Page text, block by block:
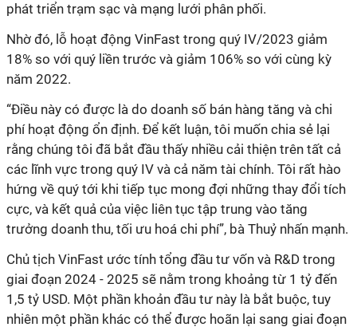
phát triển trạm sạc và mạng lưới phân phối.
Nhờ đó, lỗ hoạt động VinFast trong quý IV/2023 giảm
18% so với quý liền trước và giảm 106% so với cùng kỳ
năm 2022.
“Điều này có được là do doanh số bán hàng tăng và chi
phí hoạt động ổn định. Để kết luận, tôi muốn chia sẻ lại
rằng chúng tôi đã bắt đầu thấy nhiều cải thiện trên tất cả
các lĩnh vực trong quý IV và cả năm tài chính. Tôi rất hào
hứng về quý tới khi tiếp tục mong đợi những thay đổi tích
cực, và kết quả của việc liên tục tập trung vào tăng
trưởng doanh thu, tối ưu hoá chi phí”, bà Thuỷ nhấn mạnh.
Chủ tịch VinFast ước tính tổng đầu tư vốn và R&D trong
giai đoạn 2024 - 2025 sẽ nằm trong khoảng từ 1 tỷ đến
1,5 tỷ USD. Một phần khoản đầu tư này là bắt buộc, tuy
nhiên một phần khác có thể được hoãn lại sang giai đoạn